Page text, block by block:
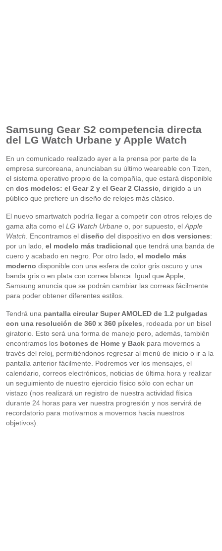
Samsung Gear S2 competencia directa
del LG Watch Urbane y Apple Watch
En un comunicado realizado ayer a la prensa por parte de la
empresa surcoreana, anunciaban su último weareable con Tizen,
el sistema operativo propio de la compañía, que estará disponible
en dos modelos: el Gear 2 y el Gear 2 Classic, dirigido a un
público que prefiere un diseño de relojes más clásico.
El nuevo smartwatch podría llegar a competir con otros relojes de
gama alta como el LG Watch Urbaneo, por supuesto, el Apple
Watch . Encontramos el diseño del dispositivo en dos versiones:
por un lado, el modelo más tradicional que tendrá una banda de
cuero y acabado en negro. Por otro lado, el modelo más
moderno disponible con una esfera de color gris oscuro y una
banda gris o en plata con correa blanca. Igual que Apple,
Samsung anuncia que se podrán cambiar las correas fácilmente
para poder obtener diferentes estilos.
Tendrá una pantalla circular Super AMOLED de 1.2 pulgadas
con una resolución de 360 x 360 píxeles , rodeada por un bisel
giratorio. Esto será una forma de manejo pero, además, también
encontramos los botones de Home y Backpara movernos a
través del reloj, permitiéndonos regresar al menú de inicio o ir a la
pantalla anterior fácilmente. Podremos ver los mensajes, el
calendario, correos electrónicos, noticias de última hora y realizar
un seguimiento de nuestro ejercicio físico sólo con echar un
vistazo (nos realizará un registro de nuestra actividad física
durante 24 horas para ver nuestra progresión y nos servirá de
recordatorio para motivarnos a movernos hacia nuestros
objetivos).